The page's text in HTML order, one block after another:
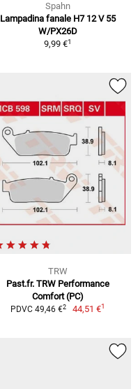
Spahn
Lampadina fanale H7 12 V 55
W/PX26D
9,99 €1
TRW
Past.fr. TRW Performance
Comfort (PC)
PDVC 49,46 €2 44,51 €1